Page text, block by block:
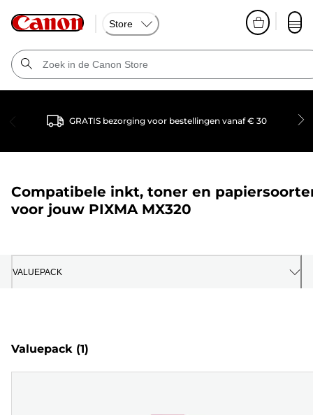
Store
GRATIS bezorging voor bestellingen vanaf € 30
Compatibele inkt, toner en
voor jouw PIXMA MX320
VALUEPACK
Valuepack (1)